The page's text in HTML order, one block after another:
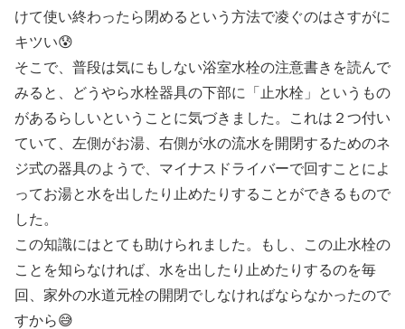
けて使い終わったら閉めるという方法で凌ぐのはさすがに
キツい😰
そこで、普段は気にもしない浴室水栓の注意書きを読んで
みると、どうやら水栓器具の下部に「止水栓」というもの
があるらしいということに気づきました。これは２つ付い
ていて、左側がお湯、右側が水の流水を開閉するためのネ
ジ式の器具のようで、マイナスドライバーで回すことによ
ってお湯と水を出したり止めたりすることができるもので
した。
この知識にはとても助けられました。もし、この止水栓の
ことを知らなければ、水を出したり止めたりするのを毎
回、家外の水道元栓の開閉でしなければならなかったので
すから😅